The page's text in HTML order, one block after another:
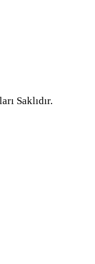
Saklıdır.